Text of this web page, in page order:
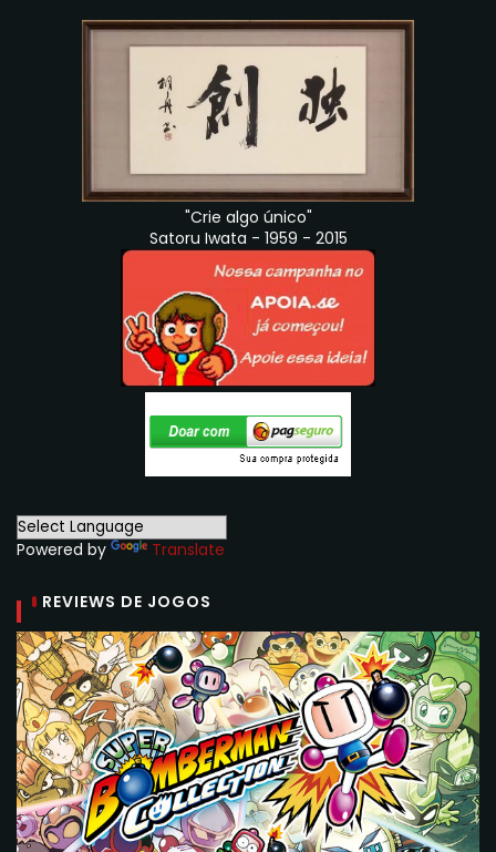
"Crie algo único"
Satoru Iwata - 1959 - 2015
Powered by Translate
REVIEWS DE JOGOS